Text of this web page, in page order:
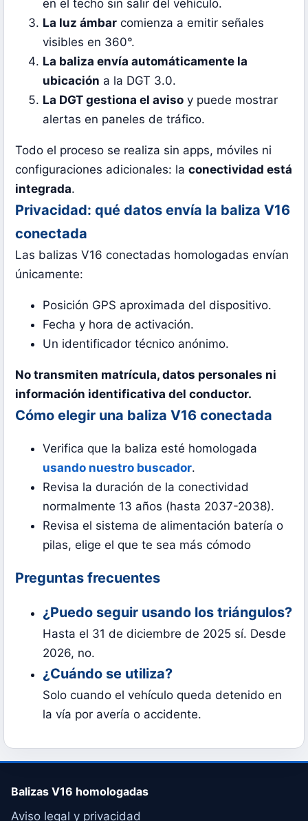
en el techo sin salir del vehículo.
La luz ámbar comienza a emitir señales
visibles en 360°.
La baliza envía automáticamente la
ubicación a la DGT 3.0.
La DGT gestiona el aviso y puede mostrar
alertas en paneles de tráfico.
Todo el proceso se realiza sin apps, móviles ni
configuraciones adicionales: laconectividad está
integrada.
Privacidad: qué datos envía la baliza V16
conectada
Las balizas V16 conectadas homologadas envían
únicamente:
Posición GPS aproximada del dispositivo.
Fecha y hora de activación.
Un identificador técnico anónimo.
No transmiten matrícula, datos personales ni
información identificativa del conductor.
Cómo elegir una baliza V16 conectada
Verifica que la baliza esté homologada
usando nuestro buscador.
Revisa la duración de la conectividad
normalmente 13 años (hasta 2037-2038).
Revisa el sistema de alimentación batería o
pilas, elige el que te sea más cómodo
Preguntas frecuentes
¿Puedo seguir usando los triángulos?
Hasta el 31 de diciembre de 2025 sí. Desde
2026, no.
¿Cuándo se utiliza?
Solo cuando el vehículo queda detenido en
la vía por avería o accidente.
Balizas V16 homologadas
Aviso legal y privacidad